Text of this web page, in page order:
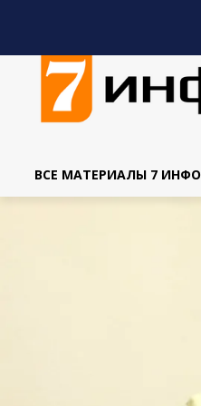
ВСЕ МАТЕРИАЛЫ 7 ИНФО